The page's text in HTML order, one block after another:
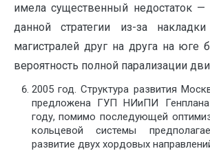
имела существенный недостаток —
данной стратегии из-за
магистралей друг на друга на
вероятность полной парализации
2005 год. Структура развития
предложена ГУП НИиПИ
году, помимо последующей
кольцевой системы
развитие двух хордовых